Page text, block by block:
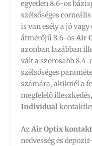
egyetlen 8.6-os
szélsőséges
is van esély a jó
átmérőjű 8.6-osAir
azonban lazábban
vált a szorosabb 8.4-
szélsőséges
számára, akiknél a
megfelelő
Individual
AzAir Optix
nedvesség és